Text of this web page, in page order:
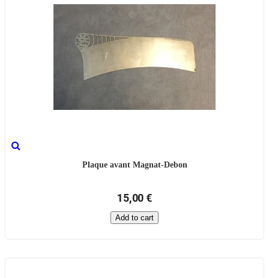
Plaque avant Magnat-Debon
15,00 €
Add to cart